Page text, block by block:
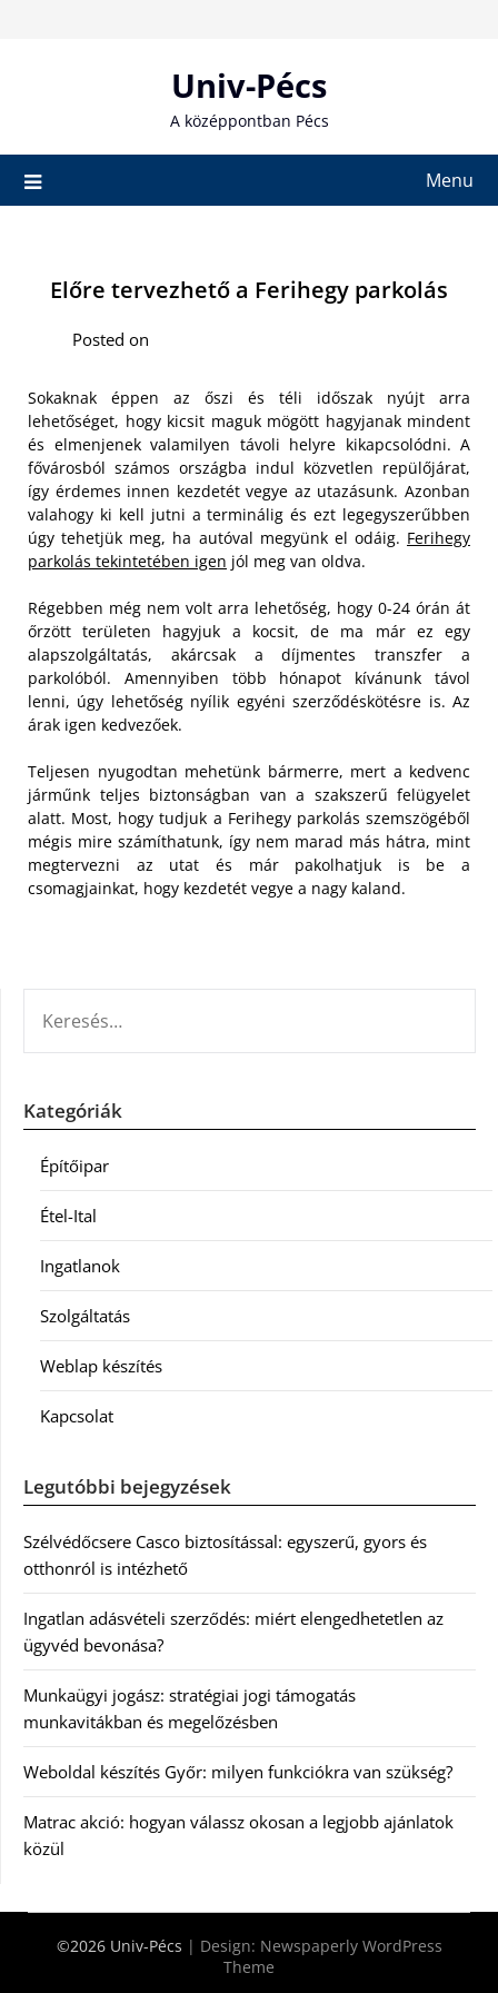
Univ-Pécs
A középpontban Pécs
Menu
Előre tervezhető a Ferihegy parkolás
Posted on
Sokaknak éppen az őszi és téli időszak nyújt arra
lehetőséget, hogy kicsit maguk mögött hagyjanak mindent
és elmenjenek valamilyen távoli helyre kikapcsolódni. A
fővárosból számos országba indul közvetlen repülőjárat,
így érdemes innen kezdetét vegye az utazásunk. Azonban
valahogy ki kell jutni a terminálig és ezt legegyszerűbben
úgy tehetjük meg, ha autóval megyünk el odáig. Ferihegy
parkolás tekintetében igen jól meg van oldva.
Régebben még nem volt arra lehetőség, hogy 0-24 órán át
őrzött területen hagyjuk a kocsit, de ma már ez egy
alapszolgáltatás, akárcsak a díjmentes transzfer a
parkolóból. Amennyiben több hónapot kívánunk távol
lenni, úgy lehetőség nyílik egyéni szerződéskötésre is. Az
árak igen kedvezőek.
Teljesen nyugodtan mehetünk bármerre, mert a kedvenc
járműnk teljes biztonságban van a szakszerű felügyelet
alatt. Most, hogy tudjuk a Ferihegy parkolás szemszögéből
mégis mire számíthatunk, így nem marad más hátra, mint
megtervezni az utat és már pakolhatjuk is be a
csomagjainkat, hogy kezdetét vegye a nagy kaland.
Kategóriák
Építőipar
Étel-Ital
Ingatlanok
Szolgáltatás
Weblap készítés
Kapcsolat
Legutóbbi bejegyzések
Szélvédőcsere Casco biztosítással: egyszerű, gyors és
otthonról is intézhető
Ingatlan adásvételi szerződés: miért elengedhetetlen az
ügyvéd bevonása?
Munkaügyi jogász: stratégiai jogi támogatás
munkavitákban és megelőzésben
Weboldal készítés Győr: milyen funkciókra van szükség?
Matrac akció: hogyan válassz okosan a legjobb ajánlatok
közül
©2026 Univ-Pécs | Design: Newspaperly WordPress
Theme